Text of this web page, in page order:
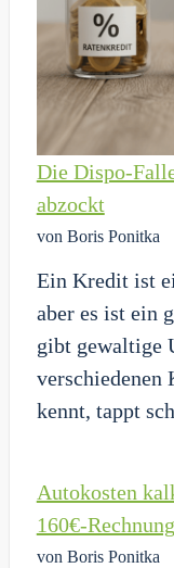
Die Dispo-
abzockt
von Boris Ponitka
Ein Kredit ist
aber es ist ein
gibt gewaltige
verschiedenen
kennt, tappt
Autokosten
160€-Rechnung
von Boris Ponitka